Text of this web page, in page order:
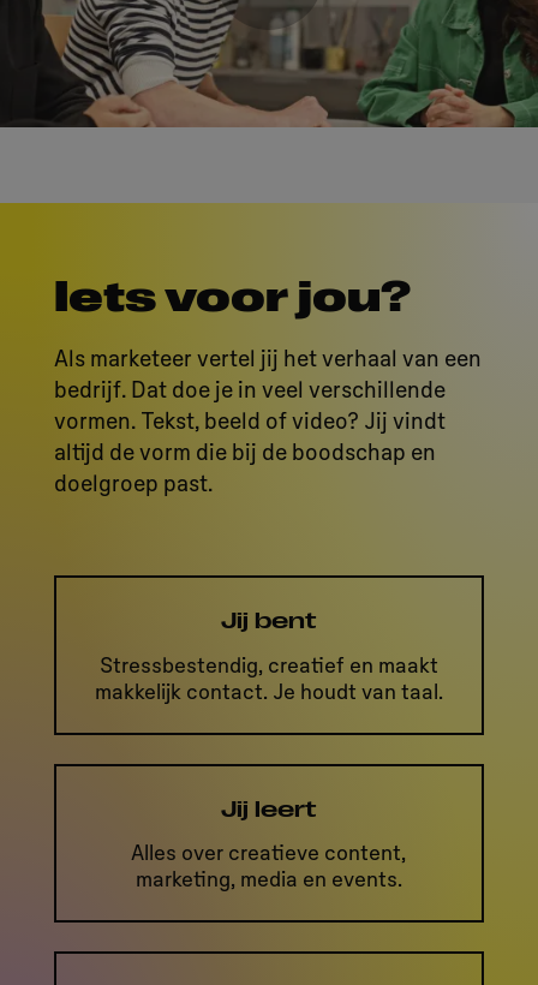
Iets voor jou?
Als marketeer vertel jij het verhaal van een
bedrijf. Dat doe je in veel verschillende
vormen. Tekst, beeld of video? Jij vindt
altijd de vorm die bij de boodschap en
doelgroep past.
Jij bent
Stressbestendig, creatief en maakt
makkelijk contact. Je houdt van taal.
Jij leert
Alles over creatieve content,
marketing, media en events.